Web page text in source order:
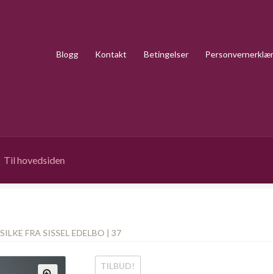
Blogg Kontakt Betingelser
Til hovedsiden
FRA SISSEL EDELBO | 37
TILBUD!